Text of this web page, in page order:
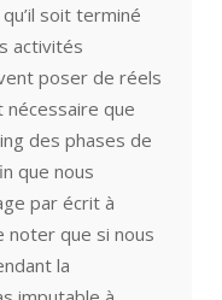
soit terminé
activités
poser de réels
nécessaire que
des phases de
que nous
par écrit à
noter que si nous
la